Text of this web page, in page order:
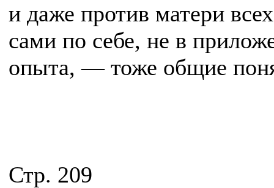
и даже против матери
сами по себе, не в
опыта, — тоже общие
Стр. 209